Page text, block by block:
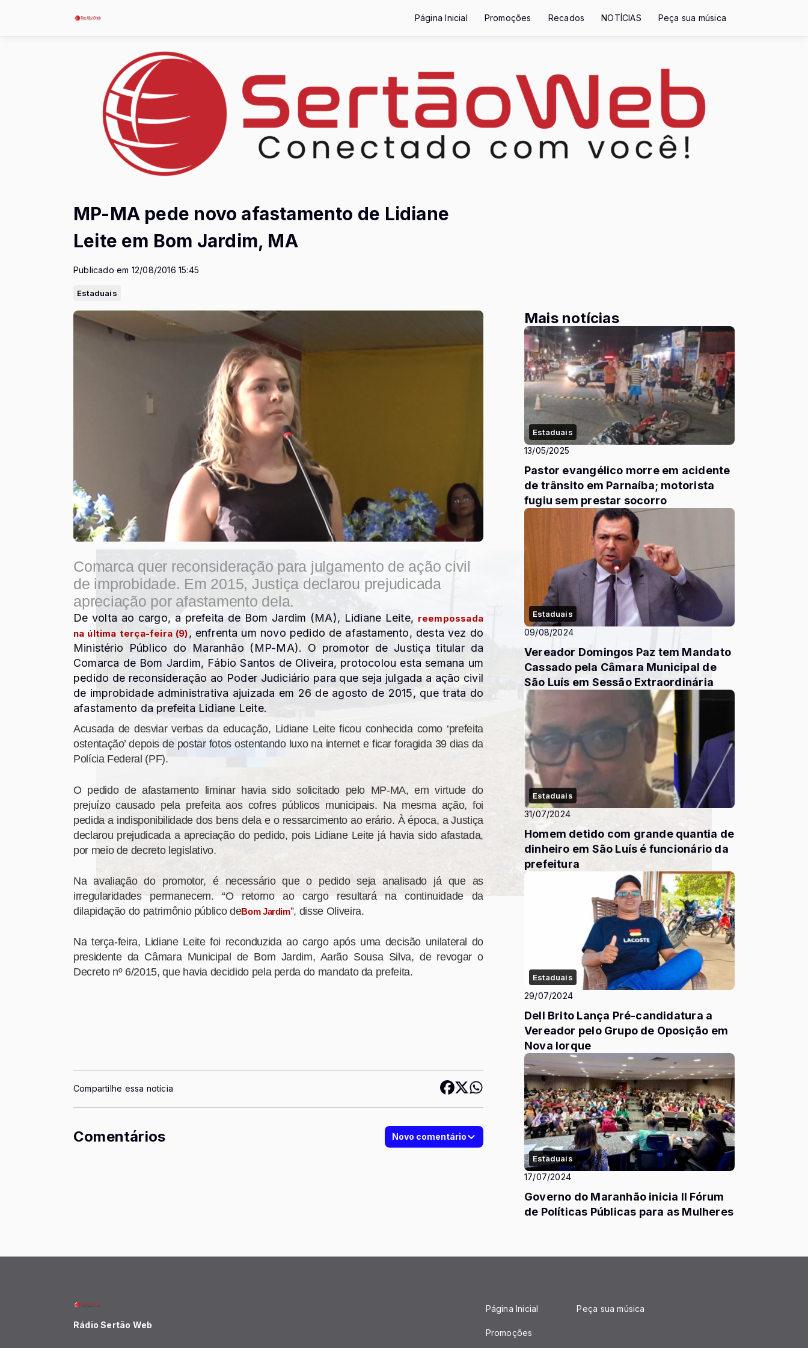
Página Inicial Promoções Recados NOTÍCIAS Peça sua música
MP-MA pede novo afastamento de Lidiane
Leite em Bom Jardim, MA
Publicado em 12/08/2016 15:45
Estaduais
Comarca quer reconsideração para julgamento de ação civil
de improbidade. Em 2015, Justiça declarou prejudicada
apreciação por afastamento dela.
De volta ao cargo, a prefeita de Bom Jardim (MA), Lidiane Leite, reempossada
na última terça-feira (9), enfrenta um novo pedido de afastamento, desta vez do
Ministério Público do Maranhão (MP-MA). O promotor de Justiça titular da
Comarca de Bom Jardim, Fábio Santos de Oliveira, protocolou esta semana um
pedido de reconsideração ao Poder Judiciário para que seja julgada a ação civil
de improbidade administrativa ajuizada em 26 de agosto de 2015, que trata do
afastamento da prefeita Lidiane Leite.
Acusada de desviar verbas da educação, Lidiane Leite ficou conhecida como ‘prefeita
ostentação’ depois de postar fotos ostentando luxo na internet e ficar foragida 39 dias da
Polícia Federal (PF).
O pedido de afastamento liminar havia sido solicitado pelo MP-MA, em virtude do
prejuízo causado pela prefeita aos cofres públicos municipais. Na mesma ação, foi
pedida a indisponibilidade dos bens dela e o ressarcimento ao erário. À época, a Justiça
declarou prejudicada a apreciação do pedido, pois Lidiane Leite já havia sido afastada,
por meio de decreto legislativo.
Na avaliação do promotor, é necessário que o pedido seja analisado já que as
irregularidades permanecem. “O retorno ao cargo resultará na continuidade da
dilapidação do patrimônio público deBom Jardim”, disse Oliveira.
Na terça-feira, Lidiane Leite foi reconduzida ao cargo após uma decisão unilateral do
presidente da Câmara Municipal de Bom Jardim, Aarão Sousa Silva, de revogar o
Decreto nº 6/2015, que havia decidido pela perda do mandato da prefeita.
Compartilhe essa notícia
Comentários Novo comentário
Mais notícias
Estaduais
13/05/2025
Pastor evangélico morre em acidente
de trânsito em Parnaíba; motorista
fugiu sem prestar socorro
Estaduais
09/08/2024
Vereador Domingos Paz tem Mandato
Cassado pela Câmara Municipal de
São Luís em Sessão Extraordinária
Estaduais
31/07/2024
Homem detido com grande quantia de
dinheiro em São Luís é funcionário da
prefeitura
Estaduais
29/07/2024
Dell Brito Lança Pré-candidatura a
Vereador pelo Grupo de Oposição em
Nova Iorque
Estaduais
17/07/2024
Governo do Maranhão inicia II Fórum
de Políticas Públicas para as Mulheres
Rádio Sertão Web
Página Inicial
Promoções
Peça sua música